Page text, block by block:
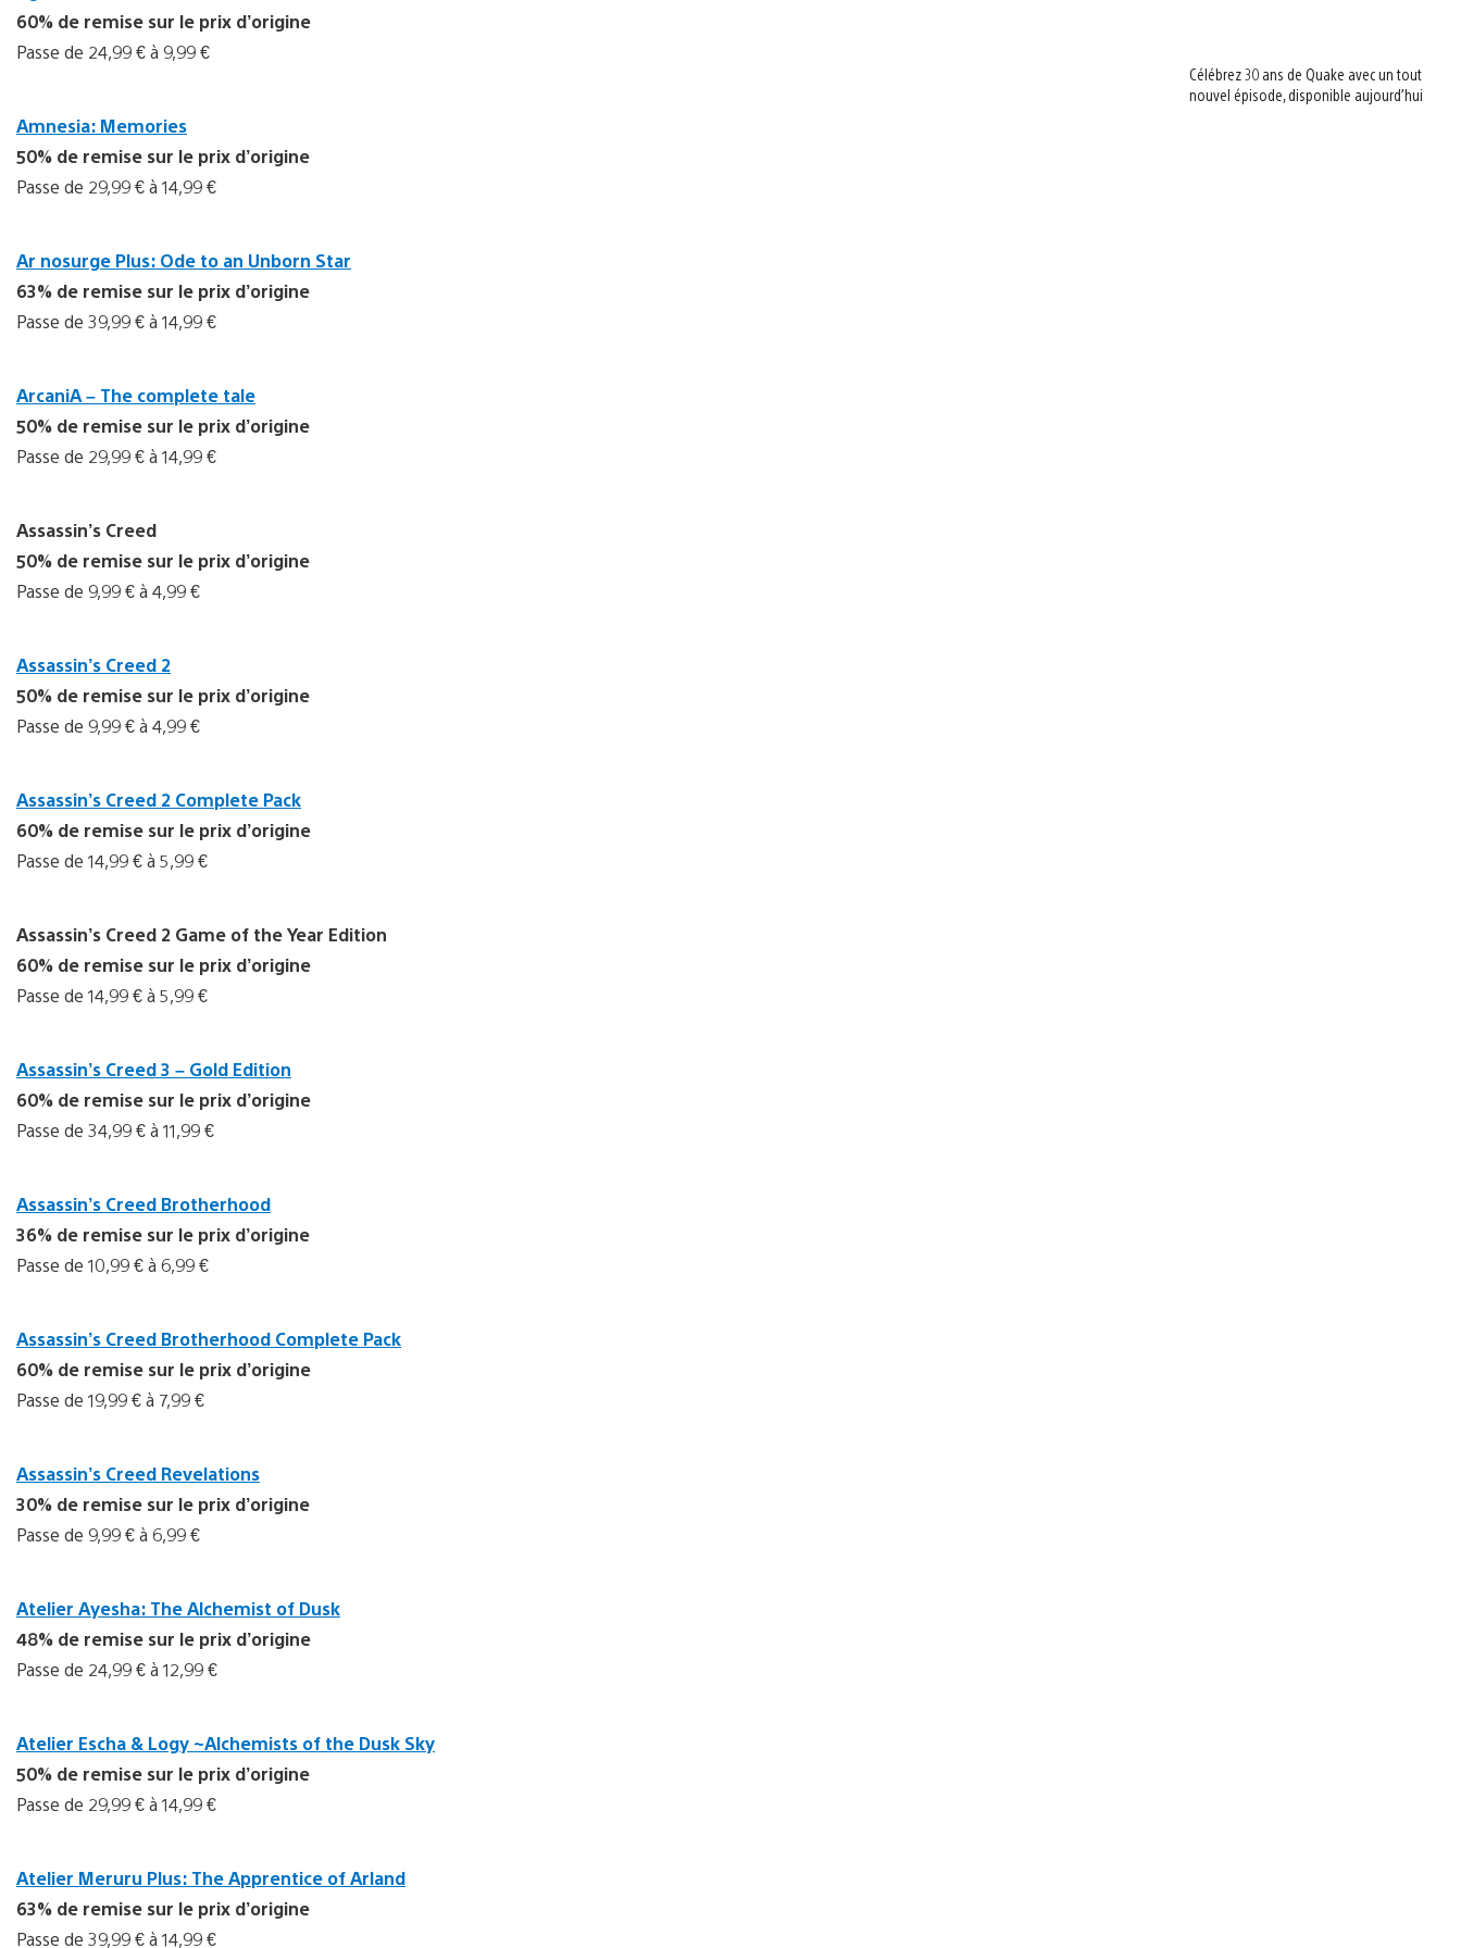
60% de remise sur le prix d’origine
Passe de 24,99 € à 9,99 €
Amnesia: Memories
50% de remise sur le prix d’origine
Passe de 29,99 € à 14,99 €
Ar nosurge Plus: Ode to an Unborn Star
63% de remise sur le prix d’origine
Passe de 39,99 € à 14,99 €
ArcaniA – The complete tale
50% de remise sur le prix d’origine
Passe de 29,99 € à 14,99 €
Assassin’s Creed
50% de remise sur le prix d’origine
Passe de 9,99 € à 4,99 €
Assassin’s Creed 2
50% de remise sur le prix d’origine
Passe de 9,99 € à 4,99 €
Assassin’s Creed 2 Complete Pack
60% de remise sur le prix d’origine
Passe de 14,99 € à 5,99 €
Assassin’s Creed 2 Game of the Year Edition
60% de remise sur le prix d’origine
Passe de 14,99 € à 5,99 €
Assassin’s Creed 3 – Gold Edition
60% de remise sur le prix d’origine
Passe de 34,99 € à 11,99 €
Assassin’s Creed Brotherhood
36% de remise sur le prix d’origine
Passe de 10,99 € à 6,99 €
Assassin’s Creed Brotherhood Complete Pack
60% de remise sur le prix d’origine
Passe de 19,99 € à 7,99 €
Assassin’s Creed Revelations
30% de remise sur le prix d’origine
Passe de 9,99 € à 6,99 €
Atelier Ayesha: The Alchemist of Dusk
48% de remise sur le prix d’origine
Passe de 24,99 € à 12,99 €
Atelier Escha & Logy ~Alchemists of the Dusk Sky
50% de remise sur le prix d’origine
Passe de 29,99 € à 14,99 €
Atelier Meruru Plus: The Apprentice of Arland
63% de remise sur le prix d’origine
Passe de 39,99 € à 14,99 €
Célébrez 30 ans de Quake avec un tout
nouvel épisode, disponible aujourd’hui